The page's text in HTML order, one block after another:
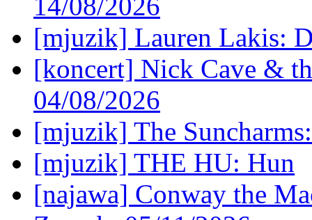
[mjuzik] Lauren Lakis:
[koncert] Nick Cave &
04/08/2026
[mjuzik] The
[mjuzik] THE HU: Hun
[najawa] Conway the